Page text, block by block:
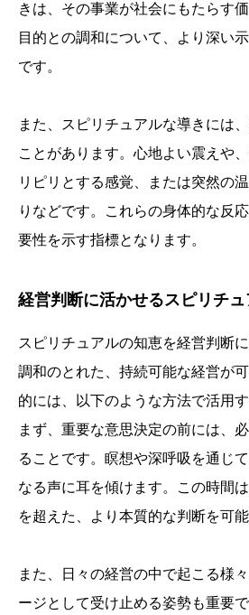
きは、その事業が社会にもたらす
目的との調和について、より深い
です。
また、スピリチュアルな導きには
ことがあります。心地よい震えや
リピリとする感覚、または突然の
りなどです。これらの身体的な反
要性を示す指標となります。
経営判断に活かせるスピリチ
スピリチュアルの知恵を経営判断
調和のとれた、持続可能な経営が
的には、以下のような方法で活用
まず、重要な意思決定の前には、
ることです。瞑想や深呼吸を通じ
なる声に耳を傾けます。この時間
を超えた、より本質的な判断を可能
また、日々の経営の中で起こる様
ージとして受け止める姿勢も重要